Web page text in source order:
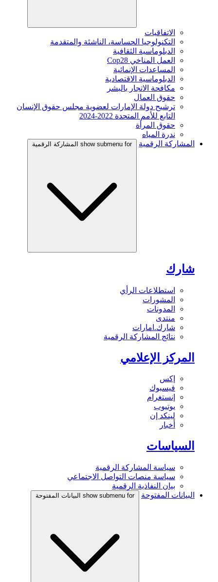
الاتفاقيات
التكنولوجيا الحساسة، الناشئة والمتقدمة
الدبلوماسية الثقافية
العمل المناخي Cop28
المساعدات الإنمائية
الدبلوماسية الاقتصادية
مكافحة الاتجار بالبشر
حقوق العمال
ترشيح دولة الإمارات لعضوية مجلس حقوق الإنسان
التابع للأمم المتحدة 2022-2024
حقوق المرأة
ندرة المياه
المشاركة الرقمية
show submenu for المشاركة الرقمية
شارك
استطلاعات الرأي
المشورات
المدونات
منتدى
شارك.امارات
نتائج المشاركة الرقمية
المركز الإعلامي
إكس
فيسبوك
إنستغرام
يوتيوب
لينكد إن
أخبار
السياسات
سياسة المشاركة الرقمية
سياسة منصات التواصل الاجتماعي
بيان النفاذية الرقمية
البيانات المفتوحة
show submenu for البيانات المفتوحة